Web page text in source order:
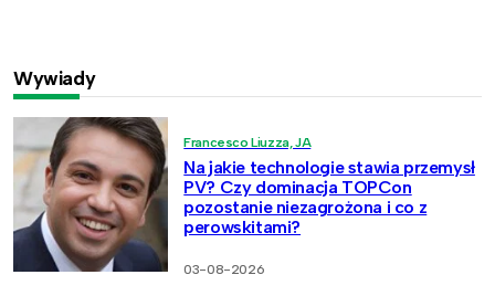
Wywiady
Francesco Liuzza, JA
Na jakie technologie stawia przemysł
PV? Czy dominacja TOPCon
pozostanie niezagrożona i co z
perowskitami?
03-08-2026